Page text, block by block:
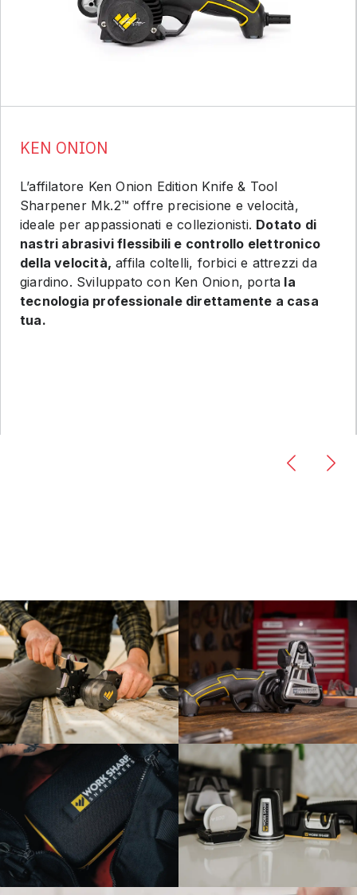
KEN ONION
L’affilatore Ken Onion Edition Knife & Tool
Sharpener Mk.2™ offre precisione e velocità,
ideale per appassionati e collezionisti. Dotato di
nastri abrasivi flessibili e controllo elettronico
della velocità, affila coltelli, forbici e attrezzi da
giardino. Sviluppato con Ken Onion, porta la
tecnologia professionale direttamente a casa
tua.